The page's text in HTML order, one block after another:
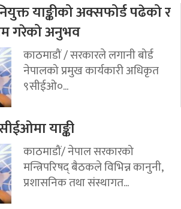
याङ्कीको अक्सफोर्ड पढेको र
गरेको अनुभव
काठमाडौं / सरकारले लगानी बोर्ड
नेपालको प्रमुख कार्यकारी अधिकृत
९सीईओ०...
याङ्की
काठमाडौं/ नेपाल सरकारको
मन्त्रिपरिषद् बैठकले विभिन्न कानुनी,
प्रशासनिक तथा संस्थागत...